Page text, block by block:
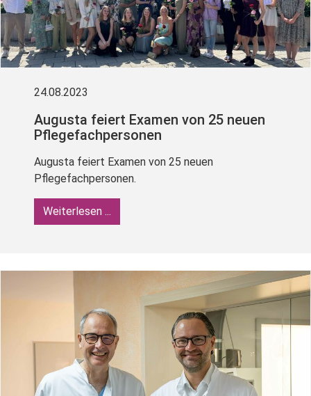
24.08.2023
Augusta feiert Examen von 25 neuen
Pflegefachpersonen
Augusta feiert Examen von 25 neuen
Pflegefachpersonen.
Weiterlesen ...